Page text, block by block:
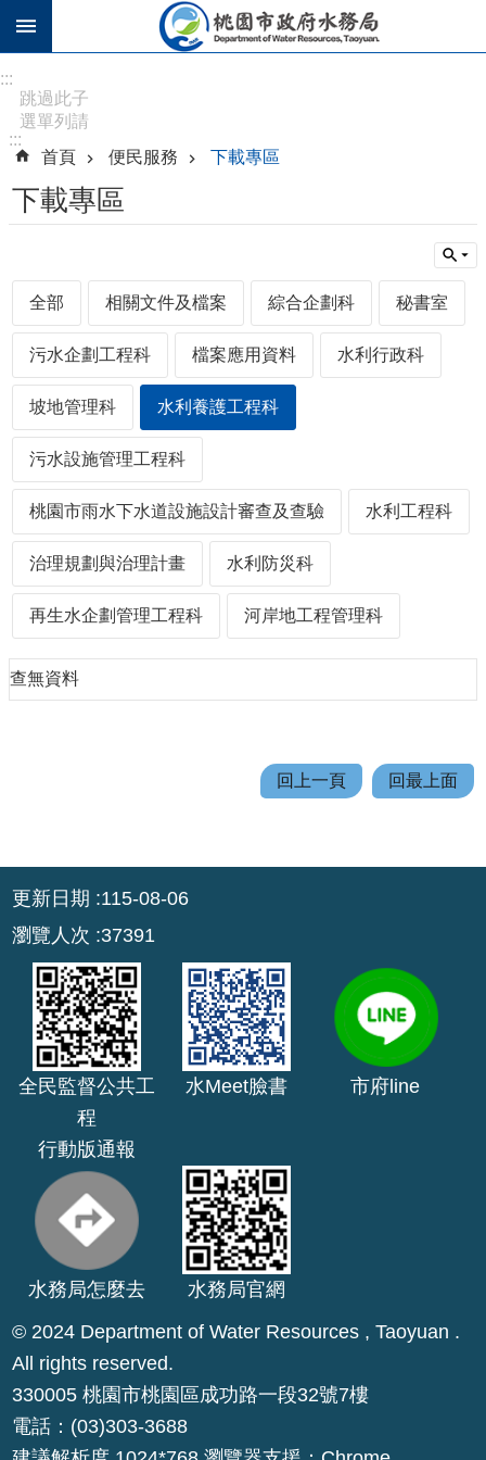
跳到主要內容區塊
階
搜
尋
息
公
告
認
識
水
務
機
關
通
訊
錄
務
資
政
資
山
水
下
水
道
:::
跳過此子
選單列請
[Enter]，
繼續則按
[Tab]
:::
首頁
便民服務 下載專區
下載專區
全部 相關文件及檔案 綜合企劃科 秘書室
污水企劃工程科 檔案應用資料 水利行政科
坡地管理科 水利養護工程科
污水設施管理工程科
桃園市雨水下水道設施設計審查及查驗 水利工程科
治理規劃與治理計畫 水利防災科
再生水企劃管理工程科 河岸地工程管理科
查無資料
回上一頁 回最上面
更新日期
115-08-06
瀏覽人次
37391
全民監督公共工
程
行動版通報
水Meet臉書 市府line
水務局怎麼去
水務局官網
© 2024 Department of Water Resources , Taoyuan .
All rights reserved.
330005 桃園市桃園區成功路一段32號7樓
電話：(03)303-3688